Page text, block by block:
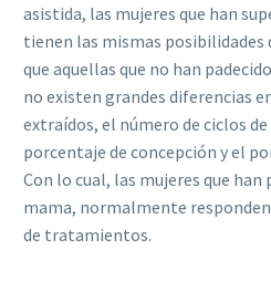
asistida, las mujeres que han
tienen las mismas posibilidades
que aquellas que no han
no existen grandes diferencias
extraídos, el número de ciclos
porcentaje de concepción y el
Con lo cual, las mujeres que han
mama, normalmente
de tratamientos.